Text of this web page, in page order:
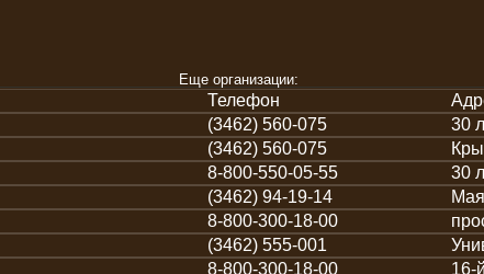
Еще организации:
Телефон
(3462) 560-075
30
(3462) 560-075
8-800-550-05-55
30
(3462) 94-19-14
8-800-300-18-00
(3462) 555-001
8-800-300-18-00
16-